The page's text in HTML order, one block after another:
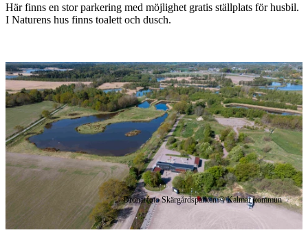
Här finns en stor parkering med möjlighet gratis ställplats för husbil.
I Naturens hus finns toalett och dusch.
Bildspel
med
bilder
Drönarfoto Skärgårdsparken © Kalmar kommun